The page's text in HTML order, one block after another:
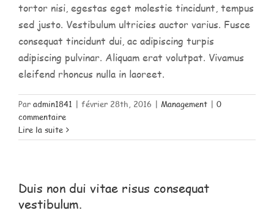
tortor nisi, egestas eget molestie tincidunt, tempus
sed justo. Vestibulum ultricies auctor varius. Fusce
consequat tincidunt dui, ac adipiscing turpis
adipiscing pulvinar. Aliquam erat volutpat. Vivamus
eleifend rhoncus nulla in laoreet.
Par admin1841 | février 28th, 2016 | Management | 0
commentaire
Lire la suite
Duis non dui vitae risus consequat
vestibulum.